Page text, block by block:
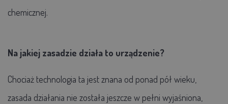
chemicznej.
Na jakiej zasadzie działa to urządzenie?
Chociaż technologia ta jest znana od ponad pół wieku,
zasada działania nie została jeszcze w pełni wyjaśniona,